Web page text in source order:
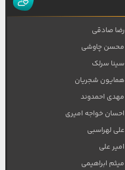
رضا صادقی
محسن چاوشی
سینا سرلک
همایون شجریان
مهدی احمدوند
احسان خواجه امیری
علی لهراسبی
امیر علی
میثم ابراهیمی